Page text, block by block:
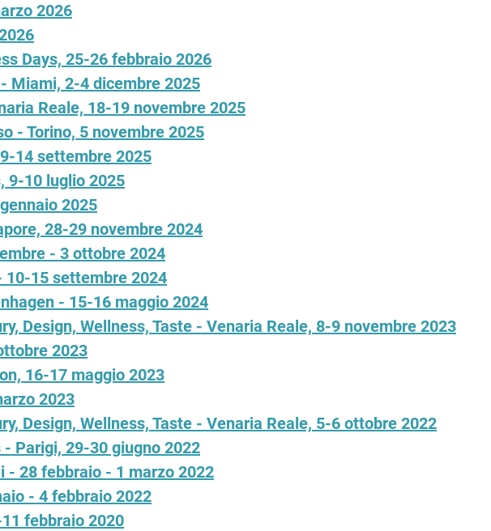
2026
Days, 25-26 febbraio 2026
Miami, 2-4 dicembre 2025
Reale, 18-19 novembre 2025
- Torino, 5 novembre 2025
14 settembre 2025
9-10 luglio 2025
2025
28-29 novembre 2024
- 3 ottobre 2024
10-15 settembre 2024
- 15-16 maggio 2024
Design, Wellness, Taste - Venaria Reale, 8-9 novembre 2023
2023
16-17 maggio 2023
2023
Design, Wellness, Taste - Venaria Reale, 5-6 ottobre 2022
Parigi, 29-30 giugno 2022
- 28 febbraio - 1 marzo 2022
- 4 febbraio 2022
febbraio 2020